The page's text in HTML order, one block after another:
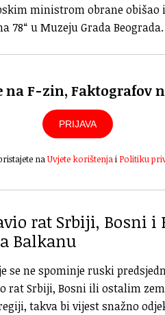
ministrom obrane
78“ u Muzeju Grada Beograda.
na F-zin, Faktografov
PRIJAVA
naUvjete korištenjai Politiku
rat Srbiji, Bosni i
Balkanu
se ne spominje ruski
rat Srbiji, Bosni ili ostalim
takva bi vijest snažno